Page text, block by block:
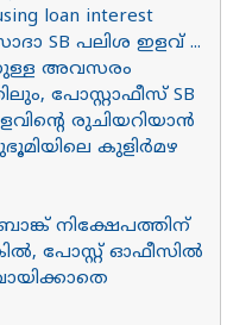
loan interest
SB പലിശ ഇളവ് ...
അവസരം
പോസ്റ്റാഫീസ് SB
രുചിയറിയാൻ
കുളിർമഴ
ബാങ്ക് നിക്ഷേപത്തിന്
പോസ്റ്റ് ഓഫീസിൽ